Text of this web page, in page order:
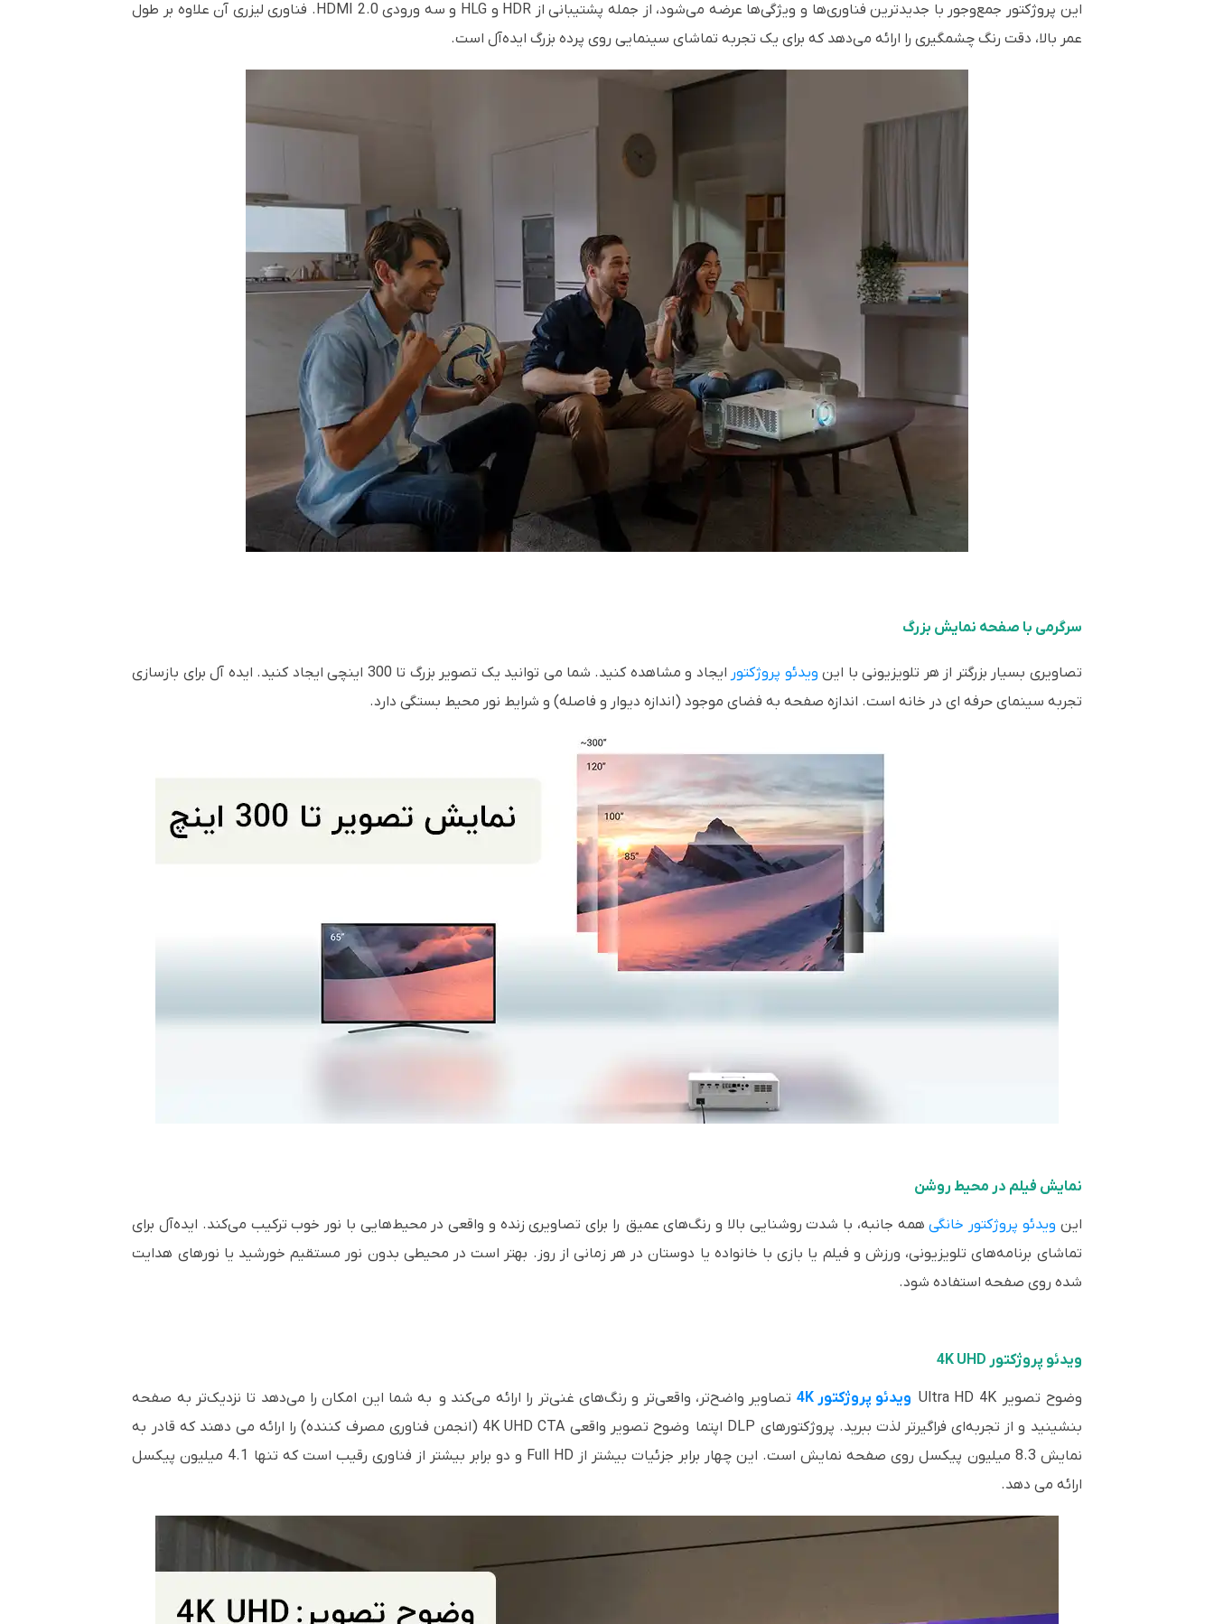
این پروژکتور جمع‌وجور با جدیدترین فناوری‌ها و ویژگی‌ها عرضه می‌شود، از جمله پشتیبانی از HDR و HLG و سه ورودی HDMI 2.0. فناوری لیزری آن علاوه بر طول
عمر بالا، دقت رنگ چشمگیری را ارائه می‌دهد که برای یک تجربه تماشای سینمایی روی پرده بزرگ ایده‌آل است.
سرگرمی با صفحه نمایش بزرگ
تصاویری بسیار بزرگتر از هر تلویزیونی با این ویدئو پروژکتور
ایجاد و مشاهده کنید. شما می توانید یک تصویر بزرگ تا 300 اینچی ایجاد کنید. ایده آل برای بازسازی
تجربه سینمای حرفه ای در خانه است. اندازه صفحه به فضای موجود (اندازه دیوار و فاصله) و شرایط نور محیط بستگی دارد.
نمایش فیلم در محیط روشن
این ویدئو پروژکتور خانگیهمه جانبه، با شدت روشنایی بالا و رنگ‌های عمیق را برای تصاویری زنده و واقعی در محیط‌هایی با نور خوب ترکیب می‌کند. ایده‌آل برای
تماشای برنامه‌های تلویزیونی، ورزش و فیلم یا بازی با خانواده یا دوستان در هر زمانی از روز. بهتر است در محیطی بدون نور مستقیم خورشید یا نورهای هدایت
شده روی صفحه استفاده شود.
ویدئو پروژکتور 4K UHD
وضوح تصویر Ultra HD 4K ویدئو پروژکتور 4K
تصاویر واضح‌تر، واقعی‌تر و رنگ‌های غنی‌تر را ارائه می‌کند و به شما این امکان را می‌دهد تا نزدیک‌تر به صفحه
بنشینید و از تجربه‌ای فراگیرتر لذت ببرید. پروژکتورهای DLP اپتما وضوح تصویر واقعی 4K UHD CTA (انجمن فناوری مصرف کننده) را ارائه می دهند که قادر به
نمایش 8.3 میلیون پیکسل روی صفحه نمایش است. این چهار برابر جزئیات بیشتر از Full HD و دو برابر بیشتر از فناوری رقیب است که تنها 4.1 میلیون پیکسل
ارائه می دهد.